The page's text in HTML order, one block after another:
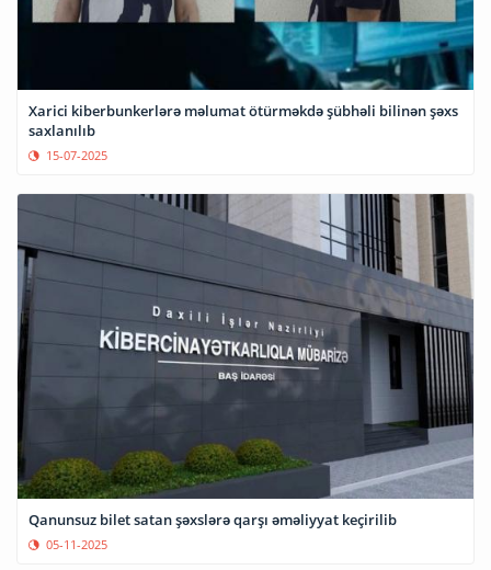
Xarici kiberbunkerlərə məlumat ötürməkdə şübhəli bilinən şəxs
saxlanılıb
15-07-2025
Qanunsuz bilet satan şəxslərə qarşı əməliyyat keçirilib
05-11-2025